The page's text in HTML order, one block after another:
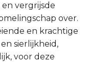
vergrijsde
over.
en krachtige
sierlijkheid,
voor deze